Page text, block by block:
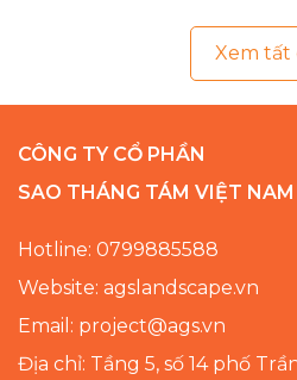
Xem tất
CÔNG TY CỔ PHẦN
SAO THÁNG TÁM VIỆT NAM
Hotline: 0799885588
Website: agslandscape.vn
Email: project@ags.vn
Địa chỉ: Tầng 5, số 14 phố